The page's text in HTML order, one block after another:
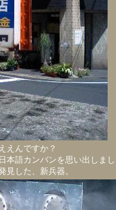
えんですか？
本語カンバンを思い出しま
見した、新兵器。